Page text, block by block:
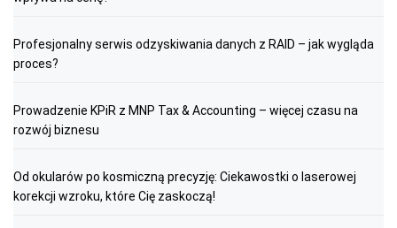
Profesjonalny serwis odzyskiwania danych z RAID – jak wygląda
proces?
Prowadzenie KPiR z MNP Tax & Accounting – więcej czasu na
rozwój biznesu
Od okularów po kosmiczną precyzję: Ciekawostki o laserowej
korekcji wzroku, które Cię zaskoczą!